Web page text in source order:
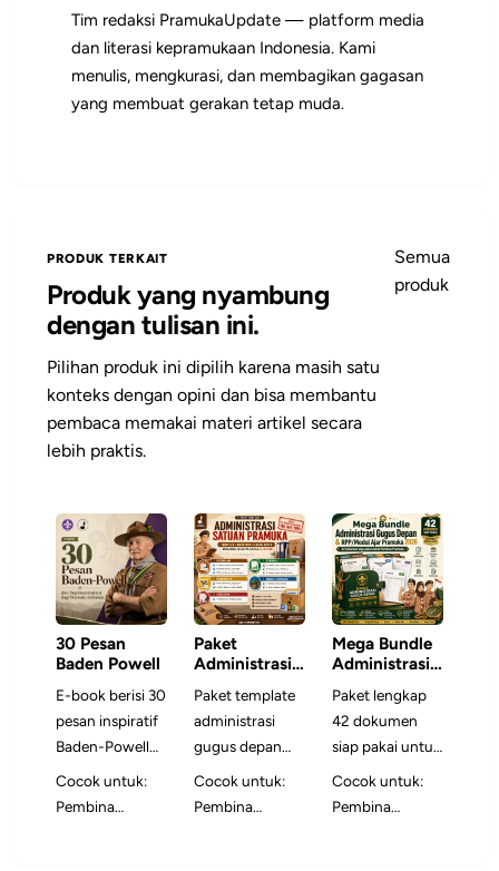
Tim redaksi PramukaUpdate — platform media
dan literasi kepramukaan Indonesia. Kami
menulis, mengkurasi, dan membagikan gagasan
yang membuat gerakan tetap muda.
PRODUK TERKAIT
Produk yang nyambung
dengan tulisan ini.
Pilihan produk ini dipilih karena masih satu
konteks dengan opini dan bisa membantu
pembaca memakai materi artikel secara
lebih praktis.
Semua
produk
30 Pesan
Baden Powell
E-book berisi 30
pesan inspiratif
Baden-Powell
yang
dikembangkan
Cocok untuk:
Pembina
Paket
Administrasi
Pramuka
Paket template
administrasi
gugus depan
siap edit untuk
membuat
Cocok untuk:
Pembina
Mega Bundle
Administrasi
& RPP/Modul
Ajar Pramuka
2026
Paket lengkap
42 dokumen
siap pakai untuk
Pembina
Pramuka —
Cocok untuk:
Pembina